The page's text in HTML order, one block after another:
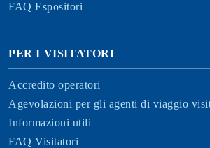
FAQ Espositori
PER I VISITATORI
Accredito operatori
Agevolazioni per gli agenti di viaggio
Informazioni utili
FAQ Visitatori